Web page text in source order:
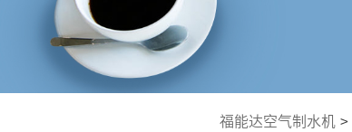
福能达空气制水机 >